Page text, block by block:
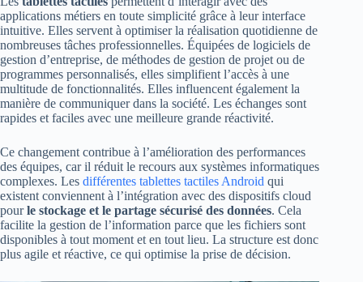
applications métiers en toute simplicité grâce à leur interface
intuitive. Elles servent à optimiser la réalisation quotidienne de
nombreuses tâches professionnelles. Équipées de logiciels de
gestion d’entreprise, de méthodes de gestion de projet ou de
programmes personnalisés, elles simplifient l’accès à une
multitude de fonctionnalités. Elles influencent également la
manière de communiquer dans la société. Les échanges sont
rapides et faciles avec une meilleure grande réactivité.
Ce changement contribue à l’amélioration des performances
des équipes, car il réduit le recours aux systèmes informatiques
complexes. Les différentes tablettes tactiles Android qui
existent conviennent à l’intégration avec des dispositifs cloud
pourle stockage et le partage sécurisé des données. Cela
facilite la gestion de l’information parce que les fichiers sont
disponibles à tout moment et en tout lieu. La structure est donc
plus agile et réactive, ce qui optimise la prise de décision.